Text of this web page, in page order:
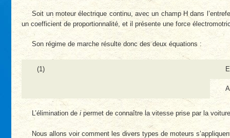
Soit un moteur électrique continu, avec un champ H dans
un coefficient de proportionnalité, et il présente une force
Son régime de marche résulte donc des deux équations :
(1)
L’élimination deipermet de connaître la vitesse prise par la
Nous allons voir comment les divers types de moteurs